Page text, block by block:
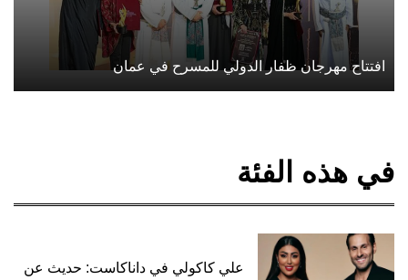
افتتاح مهرجان ظفار الدولي للمسرح في عمان
في هذه الفئة
علي كاكولي في داناكاست: حديث عن